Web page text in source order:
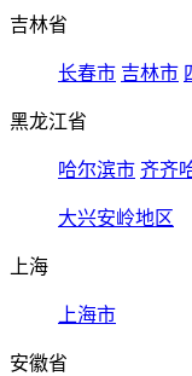
吉林省
长春市 吉林市
黑龙江省
哈尔滨市 齐齐
大兴安岭地区
上海
上海市
安徽省